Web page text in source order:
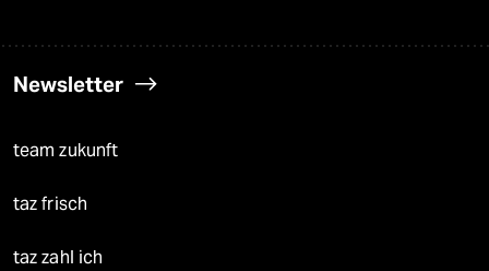
Newsletter
team zukunft
taz frisch
taz zahl ich